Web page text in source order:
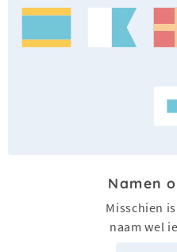
Namen
Misschien
naam wel